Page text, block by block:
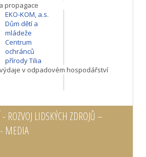
propagace
EKO-KOM, a.s.
Dům dětí a
mládeže
Centrum
ochránců
přírody Tilia
v odpadovém hospodářství
ROZVOJ LIDSKÝCH ZDROJŮ –
MEDIA